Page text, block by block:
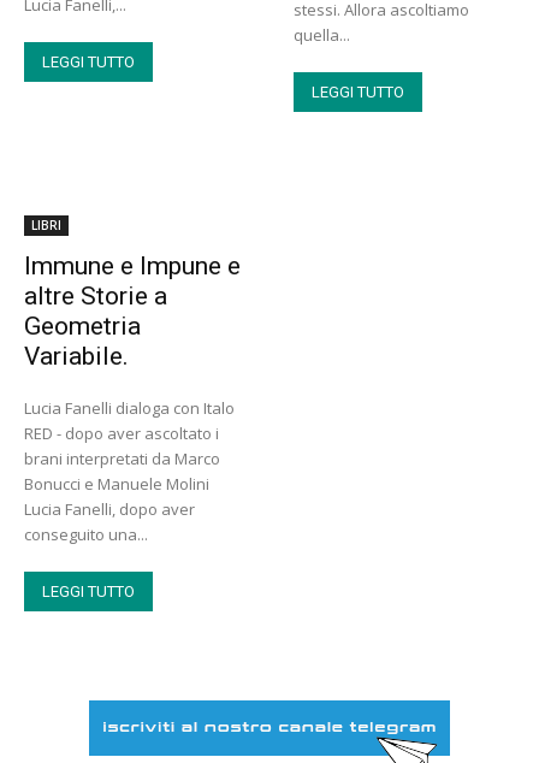
Lucia Fanelli,...
LEGGI TUTTO
stessi. Allora ascoltiamo
quella...
LEGGI TUTTO
LIBRI
Immune e Impune e
altre Storie a
Geometria
Variabile.
Lucia Fanelli dialoga con Italo
RED - dopo aver ascoltato i
brani interpretati da Marco
Bonucci e Manuele Molini
Lucia Fanelli, dopo aver
conseguito una...
LEGGI TUTTO